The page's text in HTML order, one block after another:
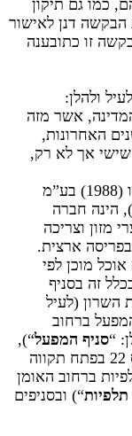
כמו גם תיקון
דנן לאישור
זו כתובענה
ולהלן:
אשר מזה
האחרונות,
שישי אך לא רק,
, חברת מ. יוחננוף ובניו (1988) בע”מ
הינה חברה
מזון וצריכה
בפריסה ארצית.
מוכן לפי
זה בסניף
החרושת 10 רמת השרון (לעיל
ברחוב
סניף המפעל“),
בסניף סגולה ברחוב בן ציון גליס 22 בפתח תקווה
ברחוב האומן
תלפיות“) ובסניפים